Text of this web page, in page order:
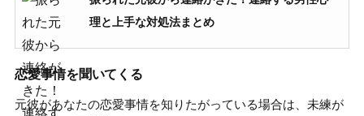
理と上手な対処法まとめ
恋愛事情を聞いてくる
元彼があなたの恋愛事情を知りたがっている場合は、未練が